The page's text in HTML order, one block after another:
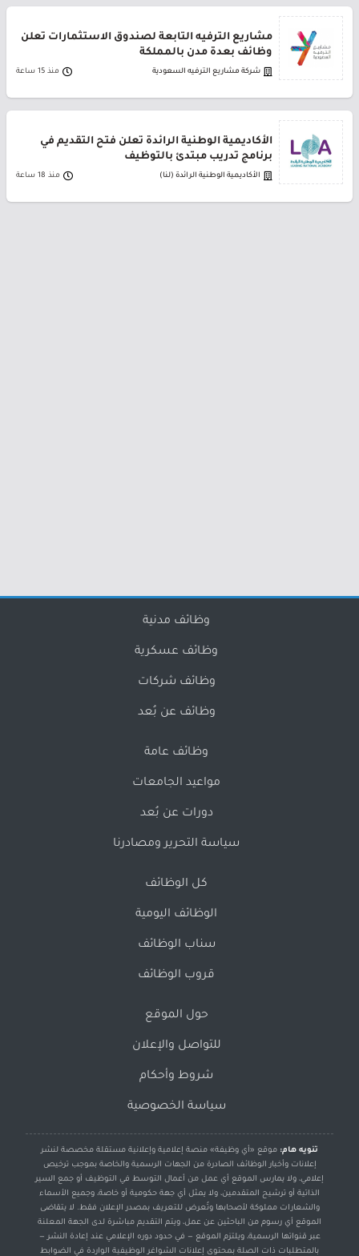
مشاريع الترفيه التابعة لصندوق الاستثمارات تعلن
وظائف بعدة مدن بالمملكة
شركة مشاريع الترفيه السعودية منذ 15 ساعة
الأكاديمية الوطنية الرائدة تعلن فتح التقديم في
برنامج تدريب مبتدئ بالتوظيف
الأكاديمية الوطنية الرائدة (لنا) منذ 18 ساعة
وظائف مدنية
وظائف عسكرية
وظائف شركات
وظائف عن بُعد
وظائف عامة
مواعيد الجامعات
دورات عن بُعد
سياسة التحرير ومصادرنا
كل الوظائف
الوظائف اليومية
سناب الوظائف
قروب الوظائف
حول الموقع
للتواصل والإعلان
شروط وأحكام
سياسة الخصوصية
تنويه هام: موقع «أي وظيفة» منصة إعلامية وإعلانية مستقلة مخصصة لنشر
إعلانات وأخبار الوظائف الصادرة من الجهات الرسمية والخاصة بموجب ترخيص
إعلامي، ولا يمارس الموقع أي عمل من أعمال التوسط في التوظيف أو جمع السير
الذاتية أو ترشيح المتقدمين، ولا يمثل أي جهة حكومية أو خاصة، وجميع الأسماء
والشعارات مملوكة لأصحابها وتُعرض للتعريف بمصدر الإعلان فقط. لا يتقاضى
الموقع أي رسوم من الباحثين عن عمل، ويتم التقديم مباشرة لدى الجهة المعلنة
عبر قنواتها الرسمية، ويلتزم الموقع — في حدود دوره الإعلامي عند إعادة النشر —
بالمتطلبات ذات الصلة بمحتوى إعلانات الشواغر الوظيفية الواردة في الضوابط